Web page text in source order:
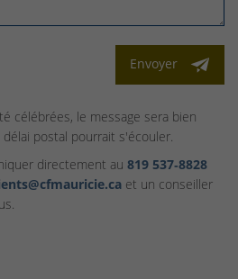
Envoyer
célébrées, le message sera bien
postal pourrait s'écouler.
directement au 819 537‑8828
et un conseiller